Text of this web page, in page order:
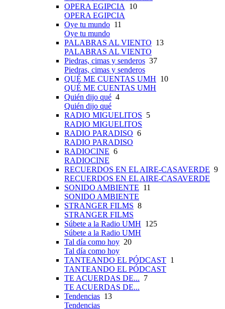
OPERA EGIPCIA
10
OPERA EGIPCIA
Oye tu mundo 11
Oye tu mundo
PALABRAS AL VIENTO 13
PALABRAS AL VIENTO
Piedras, cimas y senderos 37
Piedras, cimas y senderos
QUÉ ME CUENTAS UMH 10
QUÉ ME CUENTAS UMH
Quién dijo qué 4
Quién dijo qué
RADIO MIGUELITOS 5
RADIO MIGUELITOS
RADIO PARADISO 6
RADIO PARADISO
RADIOCINE 6
RADIOCINE
RECUERDOS EN EL AIRE-CASAVERDE 9
RECUERDOS EN EL AIRE-CASAVERDE
SONIDO AMBIENTE 11
SONIDO AMBIENTE
STRANGER FILMS 8
STRANGER FILMS
Súbete a la Radio UMH 125
Súbete a la Radio UMH
Tal día como hoy 20
Tal día como hoy
TANTEANDO EL PÓDCAST 1
TANTEANDO EL PÓDCAST
TE ACUERDAS DE... 7
TE ACUERDAS DE...
Tendencias 13
Tendencias